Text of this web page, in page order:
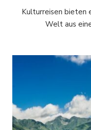
Kulturreisen bieten
Welt aus